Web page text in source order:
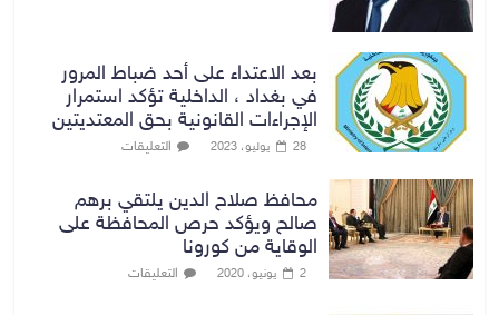
بعد الاعتداء على أحد ضباط المرور
في بغداد ، الداخلية تؤكد استمرار
الإجراءات القانونية بحق المعتديتين
28 يوليو، 2023 التعليقات
محافظ صلاح الدين يلتقي برهم
صالح ويؤكد حرص المحافظة على
الوقاية من كورونا
2 يونيو، 2020 التعليقات